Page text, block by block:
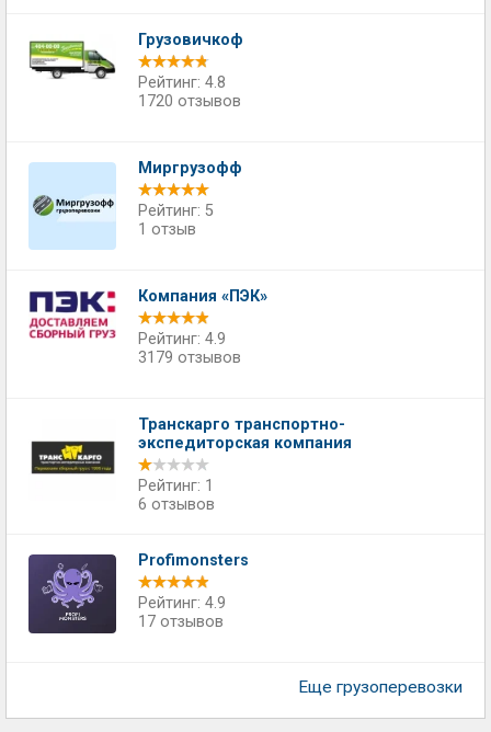
Грузовичкоф
Рейтинг: 4.8
1720 отзывов
Миргрузофф
Рейтинг: 5
1 отзыв
Компания «ПЭК»
Рейтинг: 4.9
3179 отзывов
Транскарго транспортно-
экспедиторская компания
Рейтинг: 1
6 отзывов
Profimonsters
Рейтинг: 4.9
17 отзывов
Еще грузоперевозки